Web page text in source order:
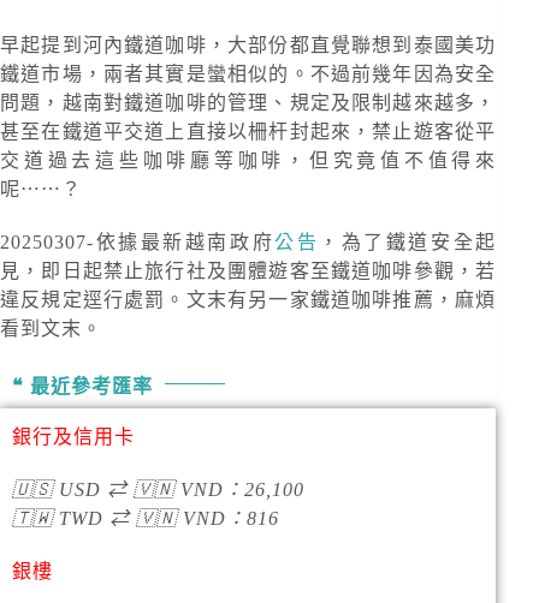
早起提到河內鐵道咖啡，大部份都直覺聯想到泰國美功
鐵道市場，兩者其實是蠻相似的。不過前幾年因為安全
問題，越南對鐵道咖啡的管理、規定及限制越來越多，
甚至在鐵道平交道上直接以柵杆封起來，禁止遊客從平
交道過去這些咖啡廳等咖啡，但究竟值不值得來
呢⋯⋯？
20250307-依據最新越南政府公告 ，為了鐵道安全起
見，即日起禁止旅行社及團體遊客至鐵道咖啡參觀，若
違反規定逕行處罰。文末有另一家鐵道咖啡推薦，麻煩
看到文末。
最近參考匯率
銀行及信用卡
🇺🇸USD ⇄ 🇻🇳VND ： 26,100
🇹🇼TWD ⇄ 🇻🇳VND ： 816
銀樓